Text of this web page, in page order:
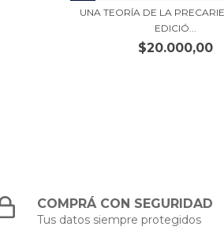
UNA TEORÍA DE LA
EDICIÓ...
$20.000,00
COMPRÁ CON SEGURIDAD
Tus datos siempre protegidos